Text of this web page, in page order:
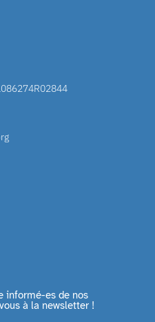
informé-es de nos
à la newsletter !